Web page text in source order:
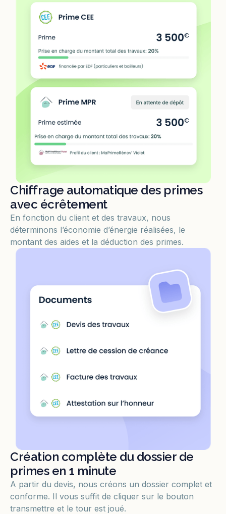
Chiffrage automatique des primes
avec écrêtement
En fonction du client et des travaux, nous
déterminons l’économie d’énergie réalisées, le
montant des aides et la déduction des primes.
Création complète du dossier de
primes en 1 minute
A partir du devis, nous créons un dossier complet et
conforme. Il vous suffit de cliquer sur le bouton
transmettre et le tour est joué.